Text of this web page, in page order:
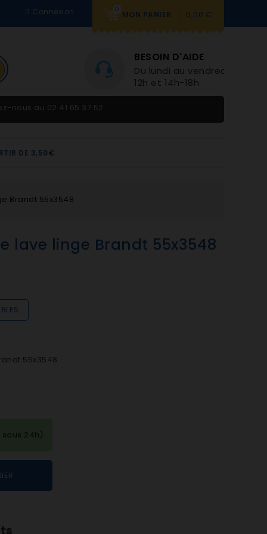
0
MON PANIER 0,00 €
Connexion
BESOIN D'AIDE
Du lundi au vendredi 9h-
12h et 14h-18h
nous au 02 41 65 37 52
DE 3,50€
Brandt 55x3548
lave linge Brandt 55x3548
55x3548
24h)